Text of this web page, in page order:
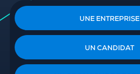
UNE ENTREPRISE
UN CANDIDAT